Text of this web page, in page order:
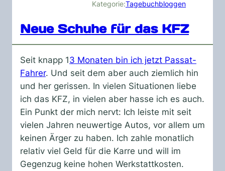
Kategorie:Tagebuchbloggen
Neue Schuhe für das KFZ
Seit knapp 13 Monaten bin ich jetzt Passat-
Fahrer. Und seit dem aber auch ziemlich hin
und her gerissen. In vielen Situationen liebe
ich das KFZ, in vielen aber hasse ich es auch.
Ein Punkt der mich nervt: Ich leiste mit seit
vielen Jahren neuwertige Autos, vor allem um
keinen Ärger zu haben. Ich zahle monatlich
relativ viel Geld für die Karre und will im
Gegenzug keine hohen Werkstattkosten.